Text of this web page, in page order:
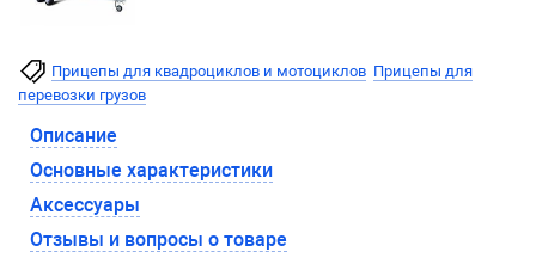
Прицепы для квадроциклов и мотоциклов Прицепы для
перевозки грузов
Описание
Основные характеристики
Аксессуары
Отзывы и вопросы о товаре